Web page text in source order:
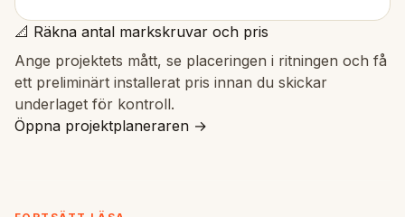
📐 Räkna antal markskruvar och pris
Ange projektets mått, se placeringen i ritningen och få
ett preliminärt installerat pris innan du skickar
underlaget för kontroll.
Öppna projektplaneraren →